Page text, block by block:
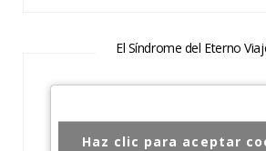
El Síndrome del Eterno
Haz clic para aceptar